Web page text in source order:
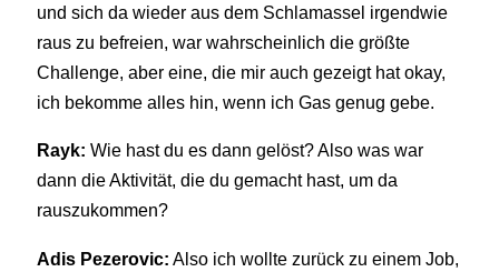
und sich da wieder aus dem Schlamassel irgendwie
raus zu befreien, war wahrscheinlich die größte
Challenge, aber eine, die mir auch gezeigt hat okay,
ich bekomme alles hin, wenn ich Gas genug gebe.
Rayk: Wie hast du es dann gelöst? Also was war
dann die Aktivität, die du gemacht hast, um da
rauszukommen?
Adis Pezerovic: Also ich wollte zurück zu einem Job,